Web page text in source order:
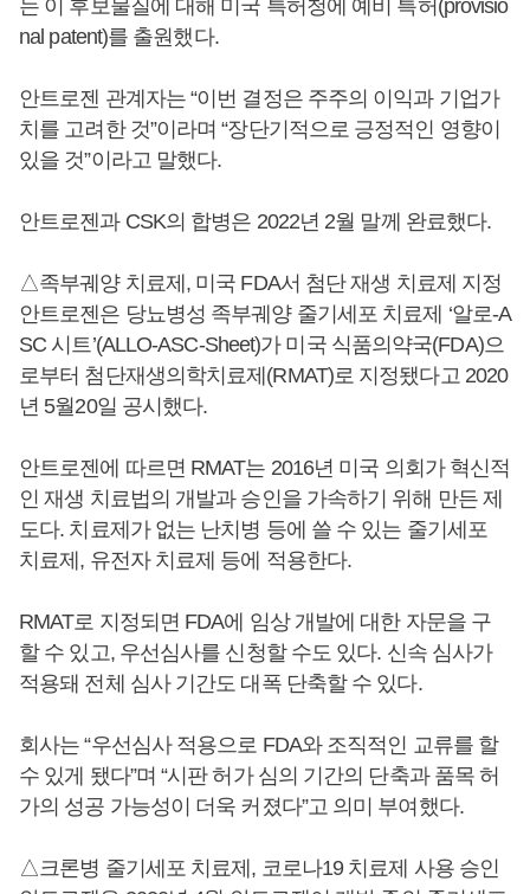
는 이 후보물질에 대해 미국 특허청에 예비 특허(provisio
nal patent)를 출원했다.
안트로젠 관계자는 “이번 결정은 주주의 이익과 기업가
치를 고려한 것”이라며 “장단기적으로 긍정적인 영향이
있을 것”이라고 말했다.
안트로젠과 CSK의 합병은 2022년 2월 말께 완료했다.
△족부궤양 치료제, 미국 FDA서 첨단 재생 치료제 지정
안트로젠은 당뇨병성 족부궤양 줄기세포 치료제 ‘알로-A
SC 시트’(ALLO-ASC-Sheet)가 미국 식품의약국(FDA)으
로부터 첨단재생의학치료제(RMAT)로 지정됐다고 2020
년 5월20일 공시했다.
안트로젠에 따르면 RMAT는 2016년 미국 의회가 혁신적
인 재생 치료법의 개발과 승인을 가속하기 위해 만든 제
도다. 치료제가 없는 난치병 등에 쓸 수 있는 줄기세포
치료제, 유전자 치료제 등에 적용한다.
RMAT로 지정되면 FDA에 임상 개발에 대한 자문을 구
할 수 있고, 우선심사를 신청할 수도 있다. 신속 심사가
적용돼 전체 심사 기간도 대폭 단축할 수 있다.
회사는 “우선심사 적용으로 FDA와 조직적인 교류를 할
수 있게 됐다”며 “시판 허가 심의 기간의 단축과 품목 허
가의 성공 가능성이 더욱 커졌다”고 의미 부여했다.
△크론병 줄기세포 치료제, 코로나19 치료제 사용 승인